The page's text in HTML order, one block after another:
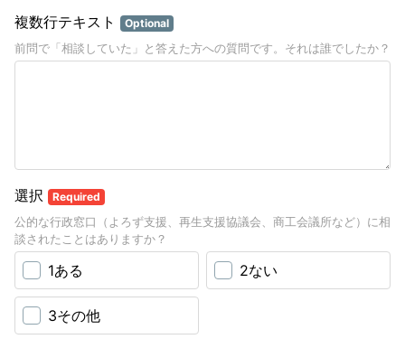
複数行テキスト Optional
前問で「相談していた」と答えた方への質問です。それは誰でしたか？
選択 Required
公的な行政窓口（よろず支援、再生支援協議会、商工会議所など）に相
談されたことはありますか？
1ある 2ない
3その他